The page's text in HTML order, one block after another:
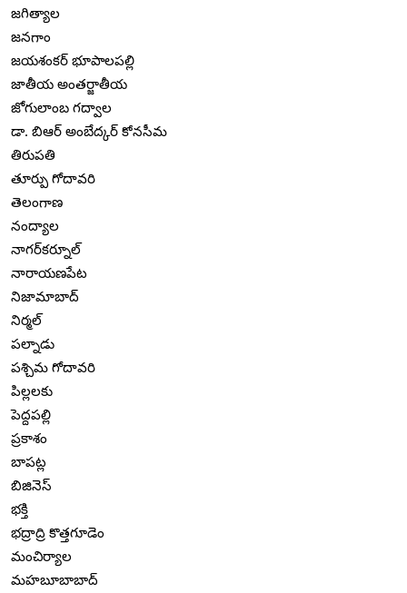
జగిత్యాల
జనగాం
జయశంకర్ భూపాలపల్లి
జాతీయ అంతర్జాతీయ
జోగులాంబ గద్వాల
డా. బిఆర్ అంబేద్కర్ కోనసీమ
తిరుపతి
తూర్పు గోదావరి
తెలంగాణ
నంద్యాల
నాగర్‌కర్నూల్
నారాయణపేట
నిజామాబాద్
నిర్మల్
పల్నాడు
పశ్చిమ గోదావరి
పిల్లలకు
పెద్దపల్లి
ప్రకాశం
బాపట్ల
బిజినెస్
భక్తి
భద్రాద్రి కొత్తగూడెం
మంచిర్యాల
మహబూబాబాద్